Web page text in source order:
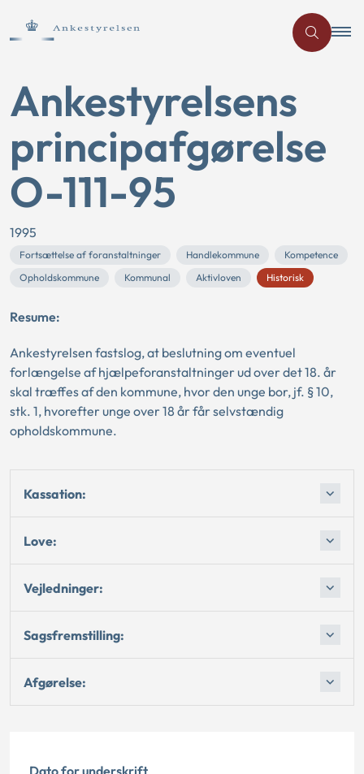
Ankestyrelsens
principafgørelse
O-111-95
1995
Fortsættelse af foranstaltninger Handlekommune
Kompetence
Opholdskommune
Kommunal Aktivloven Historisk
Resume:
Ankestyrelsen fastslog, at beslutning om eventuel
forlængelse af hjælpeforanstaltninger ud over det 18. år
skal træffes af den kommune, hvor den unge bor, jf. § 10,
stk. 1, hvorefter unge over 18 år får selvstændig
opholdskommune.
Kassation:
Love:
Vejledninger:
Sagsfremstilling:
Afgørelse:
Dato for underskrift